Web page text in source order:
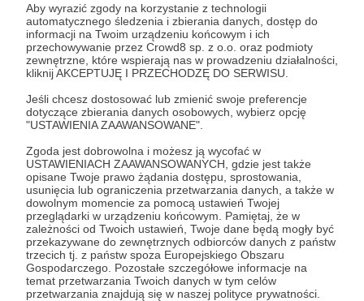
Aby wyrazić zgody na korzystanie z technologii
automatycznego śledzenia i zbierania danych, dostęp do
informacji na Twoim urządzeniu końcowym i ich
przechowywanie przez Crowd8 sp. z o.o. oraz podmioty
zewnętrzne, które wspierają nas w prowadzeniu działalności,
kliknij AKCEPTUJĘ I PRZECHODZĘ DO SERWISU.
Jeśli chcesz dostosować lub zmienić swoje preferencje
dotyczące zbierania danych osobowych, wybierz opcję
"USTAWIENIA ZAAWANSOWANE".
Zgoda jest dobrowolna i możesz ją wycofać w
USTAWIENIACH ZAAWANSOWANYCH, gdzie jest także
opisane Twoje prawo żądania dostępu, sprostowania,
usunięcia lub ograniczenia przetwarzania danych, a także w
dowolnym momencie za pomocą ustawień Twojej
przeglądarki w urządzeniu końcowym. Pamiętaj, że w
zależności od Twoich ustawień, Twoje dane będą mogły być
przekazywane do zewnętrznych odbiorców danych z państw
trzecich tj. z państw spoza Europejskiego Obszaru
Gospodarczego. Pozostałe szczegółowe informacje na
temat przetwarzania Twoich danych w tym celów
przetwarzania znajdują się w naszej polityce prywatności.
Zapamiętaj mnie Zapomniałeś hasła?
Zaloguj
lub
Kontynuuj z Google
Kontynuuj z Facebook
Kontynuuj z Apple